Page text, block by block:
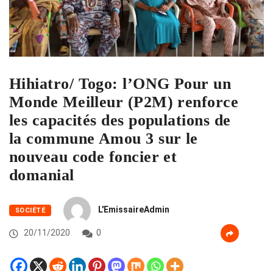
Hihiatro/ Togo: l’ONG Pour un
Monde Meilleur (P2M) renforce
les capacités des populations de
la commune Amou 3 sur le
nouveau code foncier et
domanial
SOCIÉTÉ L'EmissaireAdmin
20/11/2020 0